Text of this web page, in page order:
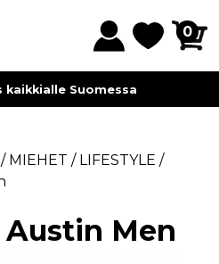
0
kaikkialle Suomessa
/ MIEHET / LIFESTYLE /
Men